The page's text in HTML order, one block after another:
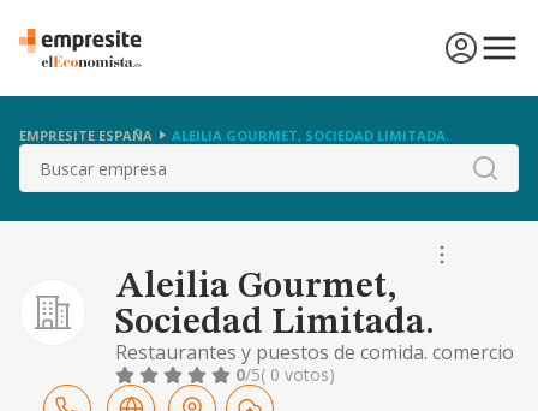
EMPRESITE ESPAÑA ALEILIA GOURMET, SOCIEDAD LIMITADA.
Buscar
Aleilia Gourmet,
Sociedad Limitada.
Restaurantes y puestos de comida. comercio
al por mayor y detalle de flores y plantas.
comercio al por mayor y detalle de textiles.
0/5( 0 votos)